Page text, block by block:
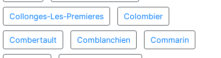
Collonges-Les-Premieres Colombier
Combertault Comblanchien Commarin